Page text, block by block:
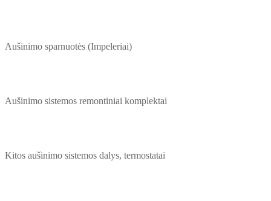
Aušinimo sparnuotės (Impeleriai)
Aušinimo sistemos remontiniai komplektai
Kitos aušinimo sistemos dalys, termostatai